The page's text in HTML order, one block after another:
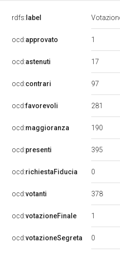
rdfs: label
ocd:approvato 1
ocd:astenuti 17
ocd:contrari 97
ocd:favorevoli 281
ocd:maggioranza 190
ocd:presenti 395
ocd:richiestaFiducia 0
ocd:votanti 378
ocd:votazioneFinale 1
ocd:votazioneSegreta 0